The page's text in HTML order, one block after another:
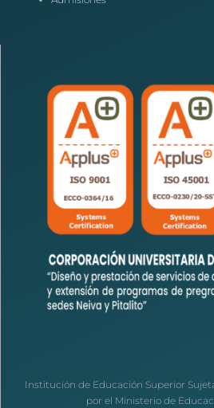
Institución de Educación Superior
por el Ministerio de